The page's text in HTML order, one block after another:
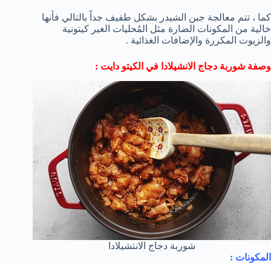
كما ، تتم معالجة جبن الشيدر بشكل طفيف جداً بالتالي فأنها
خالية من المكونات الضارة مثل المُحليات الغير كيتونية
والزيوت المكررة والإضافات الغذائية .
وصفة شوربة دجاج الانشيلادا في الكيتو دايت :
شوربة دجاج الانتشيلادا
المكونات :